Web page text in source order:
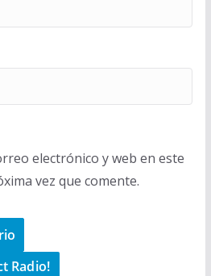
electrónico y web en este
vez que comente.
Radio!